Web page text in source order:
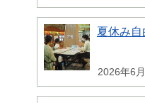
夏休み
2026年6